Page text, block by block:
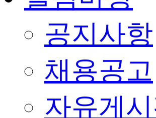
공지사항
채용공고
자유게